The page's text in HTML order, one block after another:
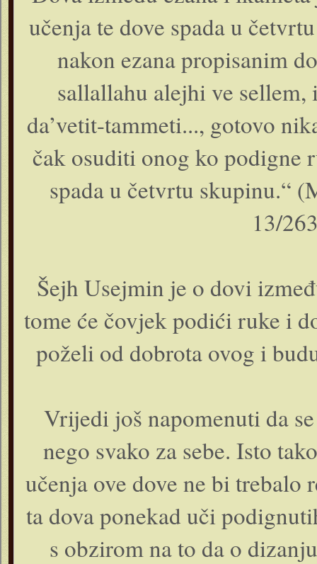
učenja te dove spada u
nakon ezana propisanim
sallallahu alejhi ve
da’vetit-tammeti..., gotovo
čak osuditi onog ko podigne
spada u četvrtu skupinu.“
13/
Šejh Usejmin je o dovi
tome će čovjek podići ruke i
poželi od dobrota ovog i
Vrijedi još napomenuti da
nego svako za sebe. Isto
učenja ove dove ne bi trebalo
ta dova ponekad uči
s obzirom na to da o